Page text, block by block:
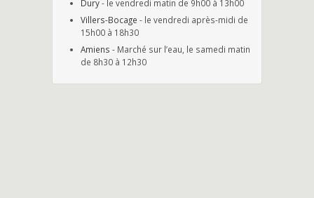
Dury- le vendredi matin de 9h00 à 13h00
Villers-Bocage - le vendredi après-midi de
15h00 à 18h30
Amiens - Marché sur l’eau, le samedi matin
de 8h30 à 12h30